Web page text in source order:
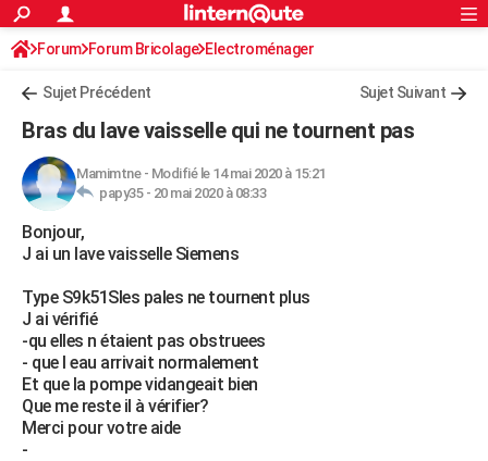
ACTUALITÉS
Politique
Société
Faits Divers
Education
Monde
Villes
+
FINANCE
Retraite
Impôts
Epargne
Immobilier
Risques naturels par ville
Banque
Assurance
Crédit
AUTO
Essais
Réserver un essai
Citadines
Berlines
SUV
Forum auto
+HIGH-TECH
BRICOLAGE
Forum
Aménagement intérieur
Extérieur
Cuisine
Salle de bains
Jardinage
Rangement
WEEK-END
Guides de France
Escapades
Patrimoine
Expositions
Musées
Week-end nature
+LIFESTYLE
Art de vivre
Bien-être
Loisirs
ModeModes de vie
SANTE
S'inscrire
Connexion
Forum Forum Bricolage Electroménager
Sujet Précédent Sujet Suivant
Bras du lave vaisselle qui ne tournent pas
Mamimtne- Modifié le 14 mai 2020 à 15:21
papy35 - 20 mai 2020 à 08:33
Bonjour,
J ai un lave vaisselle Siemens
Type S9k51Sles pales ne tournent plus
J ai vérifié
-qu elles n étaient pas obstruees
- que l eau arrivait normalement
Et que la pompe vidangeait bien
Que me reste il à vérifier?
Merci pour votre aide
-